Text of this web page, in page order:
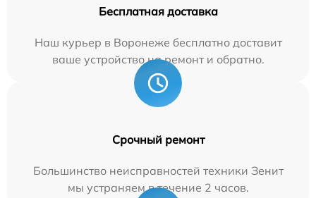
Бесплатная доставка
Наш курьер в Воронеже бесплатно доставит
ваше устройство на ремонт и обратно.
Срочный ремонт
Большинство неисправностей техники Зенит
мы устраняем в течение 2 часов.